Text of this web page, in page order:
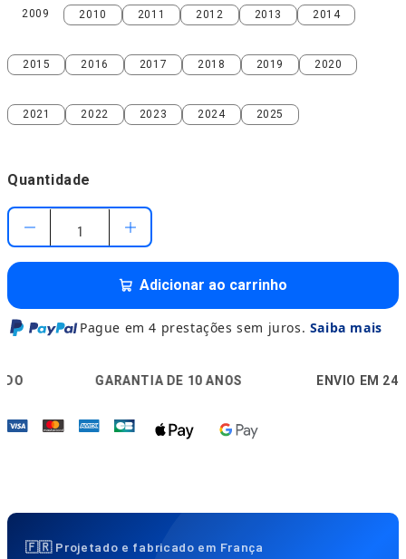
2009
2009 2010
2010 2011
2011 2012
2012 2013
2013 2014
2014
2015
2015 2016
2016 2017
2017 2018
2018 2019
2019 2020
2020
2021
2021 2022
2022 2023
2023 2024
2024 2025
2025
Quantidade
Adicionar ao carrinho
Pague em 4 prestações sem juros. Saiba mais
🛡️ GARANTIA DE 10 ANOS 🚚 ENVIO EM 24H
🇫🇷 Projetado e fabricado em França